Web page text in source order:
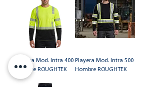
Playera Mod. Intra 400
Hombre ROUGHTEK
Playera Mod. Intra 500
Hombre ROUGHTEK